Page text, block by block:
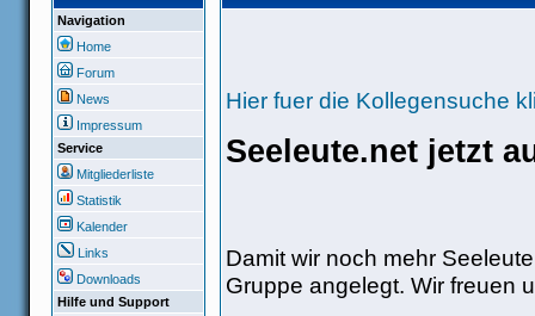
Navigation
Home
Forum
News
Impressum
Service
Mitgliederliste
Statistik
Kalender
Links
Downloads
Hilfe und Support
Hier fuer die Kollegensuche
Seeleute.net jetzt
Damit wir noch mehr
Gruppe angelegt. Wir freuen